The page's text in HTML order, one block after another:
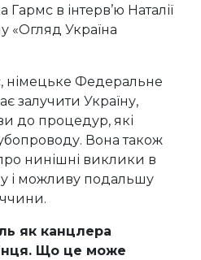
в інтерв’ю Наталії
«Огляд Україна
німецьке Федеральне
залучити Україну,
до процедур, які
Вона також
нинішні виклики в
і можливу подальшу
як канцлера
Що це може